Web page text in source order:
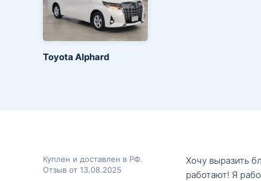
Toyota Alphard
Куплен и доставлен в РФ.
Отзыв от 13.08.2025
Хочу выразить
работают! Я